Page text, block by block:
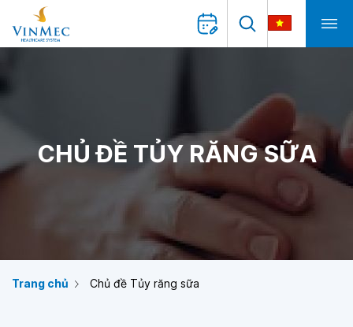
CHỦ ĐỀ TỦY RĂNG SỮA
Trang chủ Chủ đề Tủy răng sữa